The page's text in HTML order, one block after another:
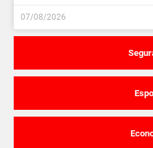
07/08/2026